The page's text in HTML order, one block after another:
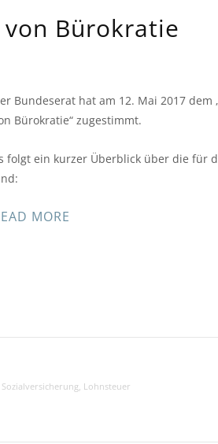
Bürokratie
Bundeserat hat am 12. Mai 2017
Bürokratie“ zugestimmt.
folgt ein kurzer Überblick über die für
MORE
Sozialversicherung, Lohnsteuer